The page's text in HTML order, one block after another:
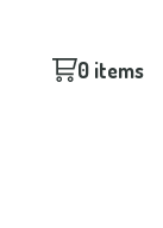
0 items